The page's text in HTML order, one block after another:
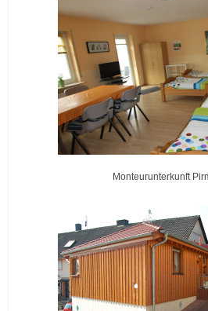
Monteurunterkunft